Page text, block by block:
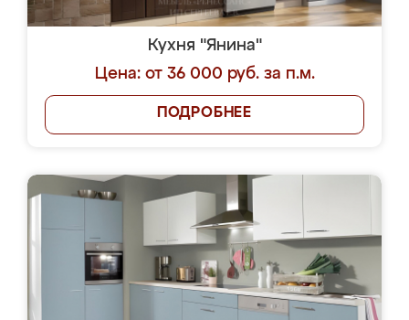
Кухня "Янина"
Цена: от 36 000 руб. за п.м.
ПОДРОБНЕЕ